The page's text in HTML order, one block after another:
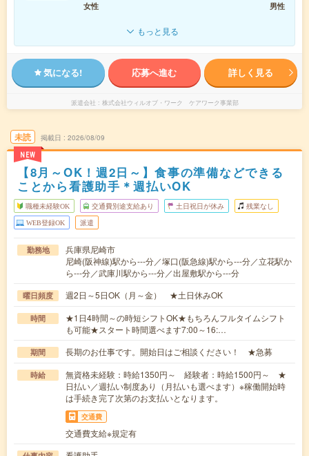
女性
男性
もっと見る
気になる! 応募へ進む 詳しく見る
派遣会社 株式会社ウィルオブ・ワーク ケアワーク事業部
未読
NEW
掲載日 2026/08/09
【8月～OK！週2日～】食事の準備などできる
ことから看護助手＊週払いOK
職種未経験OK 交通費別途支給あり 土日祝日が休み 残業なし
WEB登録OK 派遣
勤務地
兵庫県尼崎市
尼崎(阪神線)駅から---分／塚口(阪急線)駅から---分／立花駅か
ら---分／武庫川駅から---分／出屋敷駅から---分
曜日頻度 週2日～5日OK（月～金） ★土日休みOK
時間
★1日4時間～の時短シフトOK★もちろんフルタイムシフト
も可能★スタート時間選べます7:00～16:…
期間 長期のお仕事です。開始日はご相談ください！ ★急募
時給
無資格未経験：時給1350円～ 経験者：時給1500円～ ★
日払い／週払い制度あり（月払いも選べます）※稼働開始時
は手続き完了次第のお支払いとなります。
交通費
交通費支給※規定有